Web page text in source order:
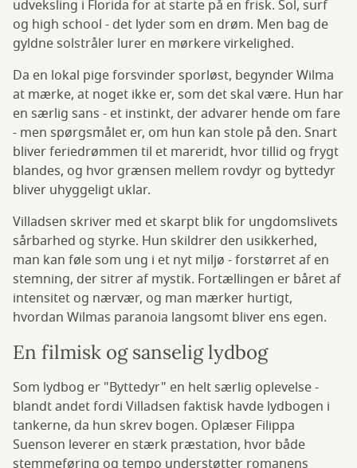
udveksling i Florida for at starte på en frisk. Sol, surf
og high school - det lyder som en drøm. Men bag de
gyldne solstråler lurer en mørkere virkelighed.
Da en lokal pige forsvinder sporløst, begynder Wilma
at mærke, at noget ikke er, som det skal være. Hun har
en særlig sans - et instinkt, der advarer hende om fare
- men spørgsmålet er, om hun kan stole på den. Snart
bliver feriedrømmen til et mareridt, hvor tillid og frygt
blandes, og hvor grænsen mellem rovdyr og byttedyr
bliver uhyggeligt uklar.
Villadsen skriver med et skarpt blik for ungdomslivets
sårbarhed og styrke. Hun skildrer den usikkerhed,
man kan føle som ung i et nyt miljø - forstørret af en
stemning, der sitrer af mystik. Fortællingen er båret af
intensitet og nærvær, og man mærker hurtigt,
hvordan Wilmas paranoia langsomt bliver ens egen.
En filmisk og sanselig lydbog
Som lydbog er "Byttedyr" en helt særlig oplevelse -
blandt andet fordi Villadsen faktisk havde lydbogen i
tankerne, da hun skrev bogen. Oplæser Filippa
Suenson leverer en stærk præstation, hvor både
stemmeføring og tempo understøtter romanens